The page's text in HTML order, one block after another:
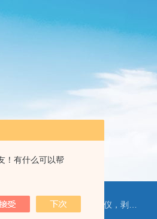
！有什么可以帮
断力测试仪，垂直度偏差测试仪，扭矩仪，手提袋疲劳度测试仪